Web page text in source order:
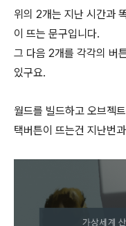
위의 2개는 지난 시간과
이 뜨는 문구입니다.
그 다음 2개를 각각의 버
있구요.
월드를 빌드하고 오브젝
택버튼이 뜨는건 지난번